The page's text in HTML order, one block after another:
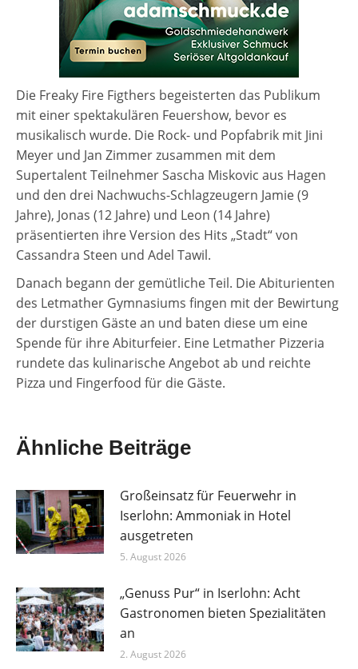
Die Freaky Fire Figthers begeisterten das Publikum
mit einer spektakulären Feuershow, bevor es
musikalisch wurde. Die Rock- und Popfabrik mit Jini
Meyer und Jan Zimmer zusammen mit dem
Supertalent Teilnehmer Sascha Miskovic aus Hagen
und den drei Nachwuchs-Schlagzeugern Jamie (9
Jahre), Jonas (12 Jahre) und Leon (14 Jahre)
präsentierten ihre Version des Hits „Stadt“ von
Cassandra Steen und Adel Tawil.
Danach begann der gemütliche Teil. Die Abiturienten
des Letmather Gymnasiums fingen mit der Bewirtung
der durstigen Gäste an und baten diese um eine
Spende für ihre Abiturfeier. Eine Letmather Pizzeria
rundete das kulinarische Angebot ab und reichte
Pizza und Fingerfood für die Gäste.
Ähnliche Beiträge
Großeinsatz für Feuerwehr in
Iserlohn: Ammoniak in Hotel
ausgetreten
5. August 2026
„Genuss Pur“ in Iserlohn: Acht
Gastronomen bieten Spezialitäten
an
2. August 2026